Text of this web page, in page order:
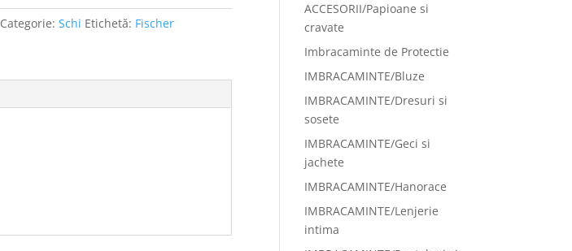
Categorie:Schi Etichetă: Fischer
ACCESORII/Papioane si
cravate
Imbracaminte de Protectie
IMBRACAMINTE/Bluze
IMBRACAMINTE/Dresuri si
sosete
IMBRACAMINTE/Geci si
jachete
IMBRACAMINTE/Hanorace
IMBRACAMINTE/Lenjerie
intima